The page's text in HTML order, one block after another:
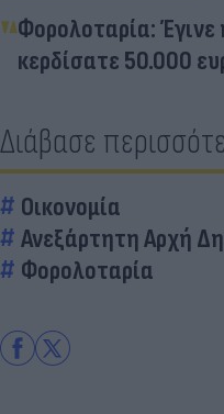
Φορολοταρία:
κερδίσατε 50.000
Διάβασε
Οικονομία
Ανεξάρτητη Αρχή
Φορολοταρία